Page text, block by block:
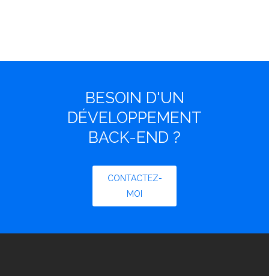
BESOIN D'UN
DÉVELOPPEMENT
BACK-END ?
CONTACTEZ-
MOI